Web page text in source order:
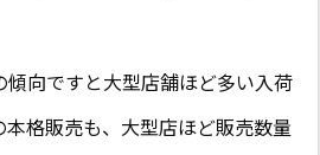
向ですと大型店舗ほど多い入荷
格販売も、大型店ほど販売数量